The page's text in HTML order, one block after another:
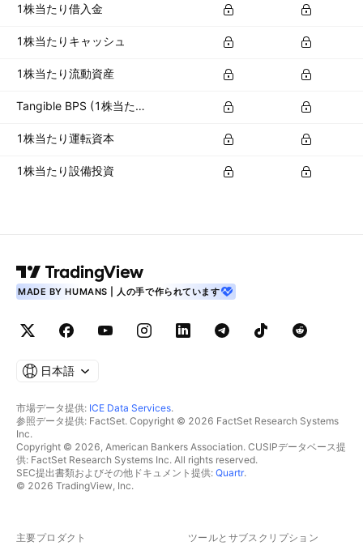
1株当たり借入金
1株当たりキャッシュ
1株当たり流動資産
Tangible BPS (1株当たり有形資産)
1株当たり運転資本
1株当たり設備投資
MADE BY HUMANS | 人の手で作られています
日本語
市場データ提供: ICE Data Services.
参照データ提供: FactSet. Copyright © 2026 FactSet Research Systems
Inc.
Copyright © 2026, American Bankers Association. CUSIPデータベース提
供: FactSet Research Systems Inc. All rights reserved.
SEC提出書類およびその他ドキュメント提供: Quartr.
© 2026 TradingView, Inc.
主要プロダクト ツールとサブスクリプション